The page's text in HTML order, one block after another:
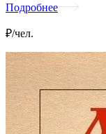
Подробнее
₽/чел.